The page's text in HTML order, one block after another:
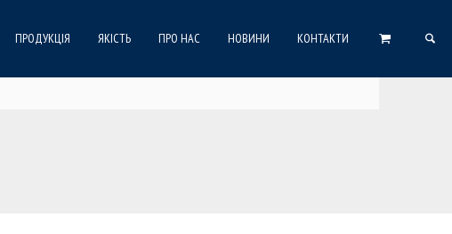
ПРОДУКЦІЯ ЯКІСТЬ ПРО НАС НОВИНИ КОНТАКТИ